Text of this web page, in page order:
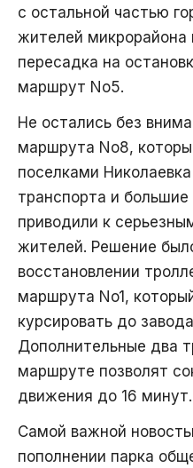
с остальной частью
жителей микрорайона
пересадка на
маршрут No5.
Не остались без
маршрута No8,
поселками
транспорта и
приводили к
жителей. Решение
восстановлении
маршрута No1,
курсировать до
Дополнительные два
маршруте позволят
движения до 16 минут.
Самой важной
пополнении парка